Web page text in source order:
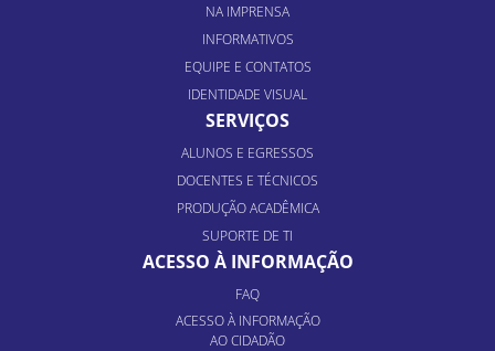
NA IMPRENSA
INFORMATIVOS
EQUIPE E CONTATOS
IDENTIDADE VISUAL
SERVIÇOS
ALUNOS E EGRESSOS
DOCENTES E TÉCNICOS
PRODUÇÃO ACADÊMICA
SUPORTE DE TI
ACESSO À INFORMAÇÃO
FAQ
ACESSO À INFORMAÇÃO
AO CIDADÃO